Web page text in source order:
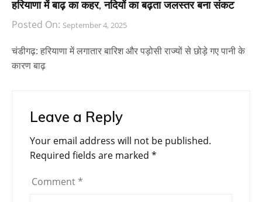
हरियाणा में बाढ़ का कहर, नदियों का बढ़ता जलस्तर बना संकट
Posted On: September 4, 2025
चंडीगढ़: हरियाणा में लगातार बारिश और पड़ोसी राज्यों से छोड़े गए पानी के
कारण बाढ़
Leave a Reply
Your email address will not be published.
Required fields are marked *
Comment *